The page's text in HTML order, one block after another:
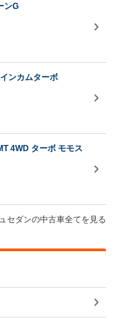
ンG
ンカムターボ
4WD ターボ モモス
セダンの中古車全てを見る